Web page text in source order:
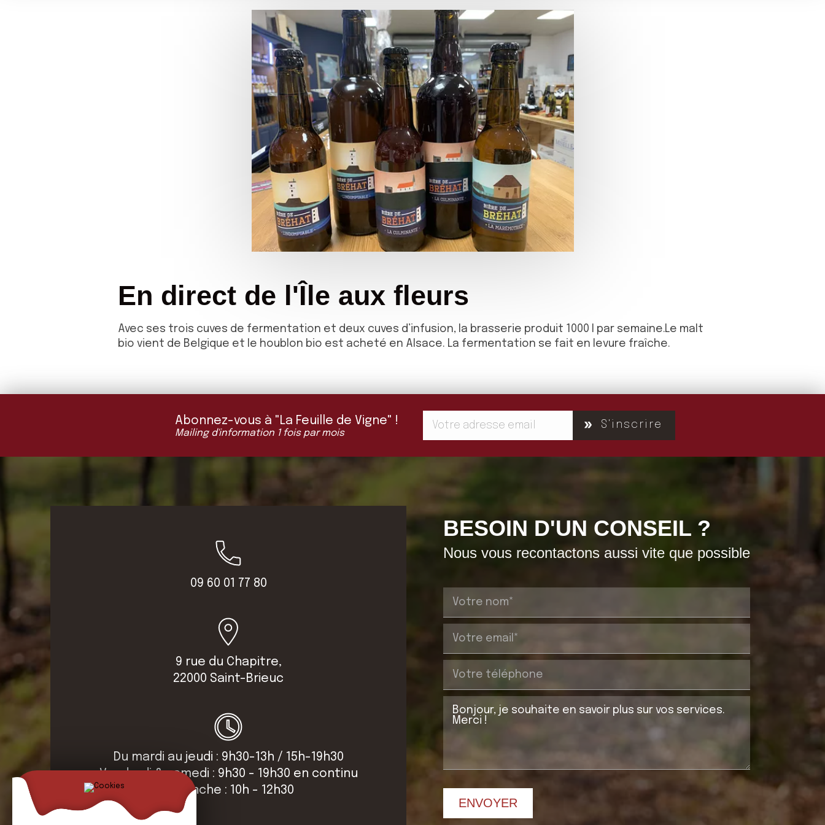
En direct de l'Île aux fleurs
Avec ses trois cuves de fermentation et deux cuves d’infusion, la brasserie produit 1000 l par semaine.Le malt
bio vient de Belgique et le houblon bio est acheté en Alsace. La fermentation se fait en levure fraîche.
Abonnez-vous à "La Feuille de Vigne" !
Mailing d'information 1 fois par mois
S'inscrire
09 60 01 77 80
9 rue du Chapitre,
22000 Saint-Brieuc
Du mardi au jeudi : 9h30-13h / 15h-19h30
Vendredi & samedi : 9h30 - 19h30 en continu
Dimanche : 10h - 12h30
BESOIN D'UN CONSEIL ?
Nous vous recontactons aussi vite que possible
ENVOYER